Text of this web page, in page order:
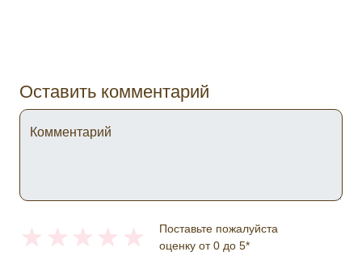
Оставить комментарий
Комментарий
Поставьте пожалуйста
оценку от 0 до 5*